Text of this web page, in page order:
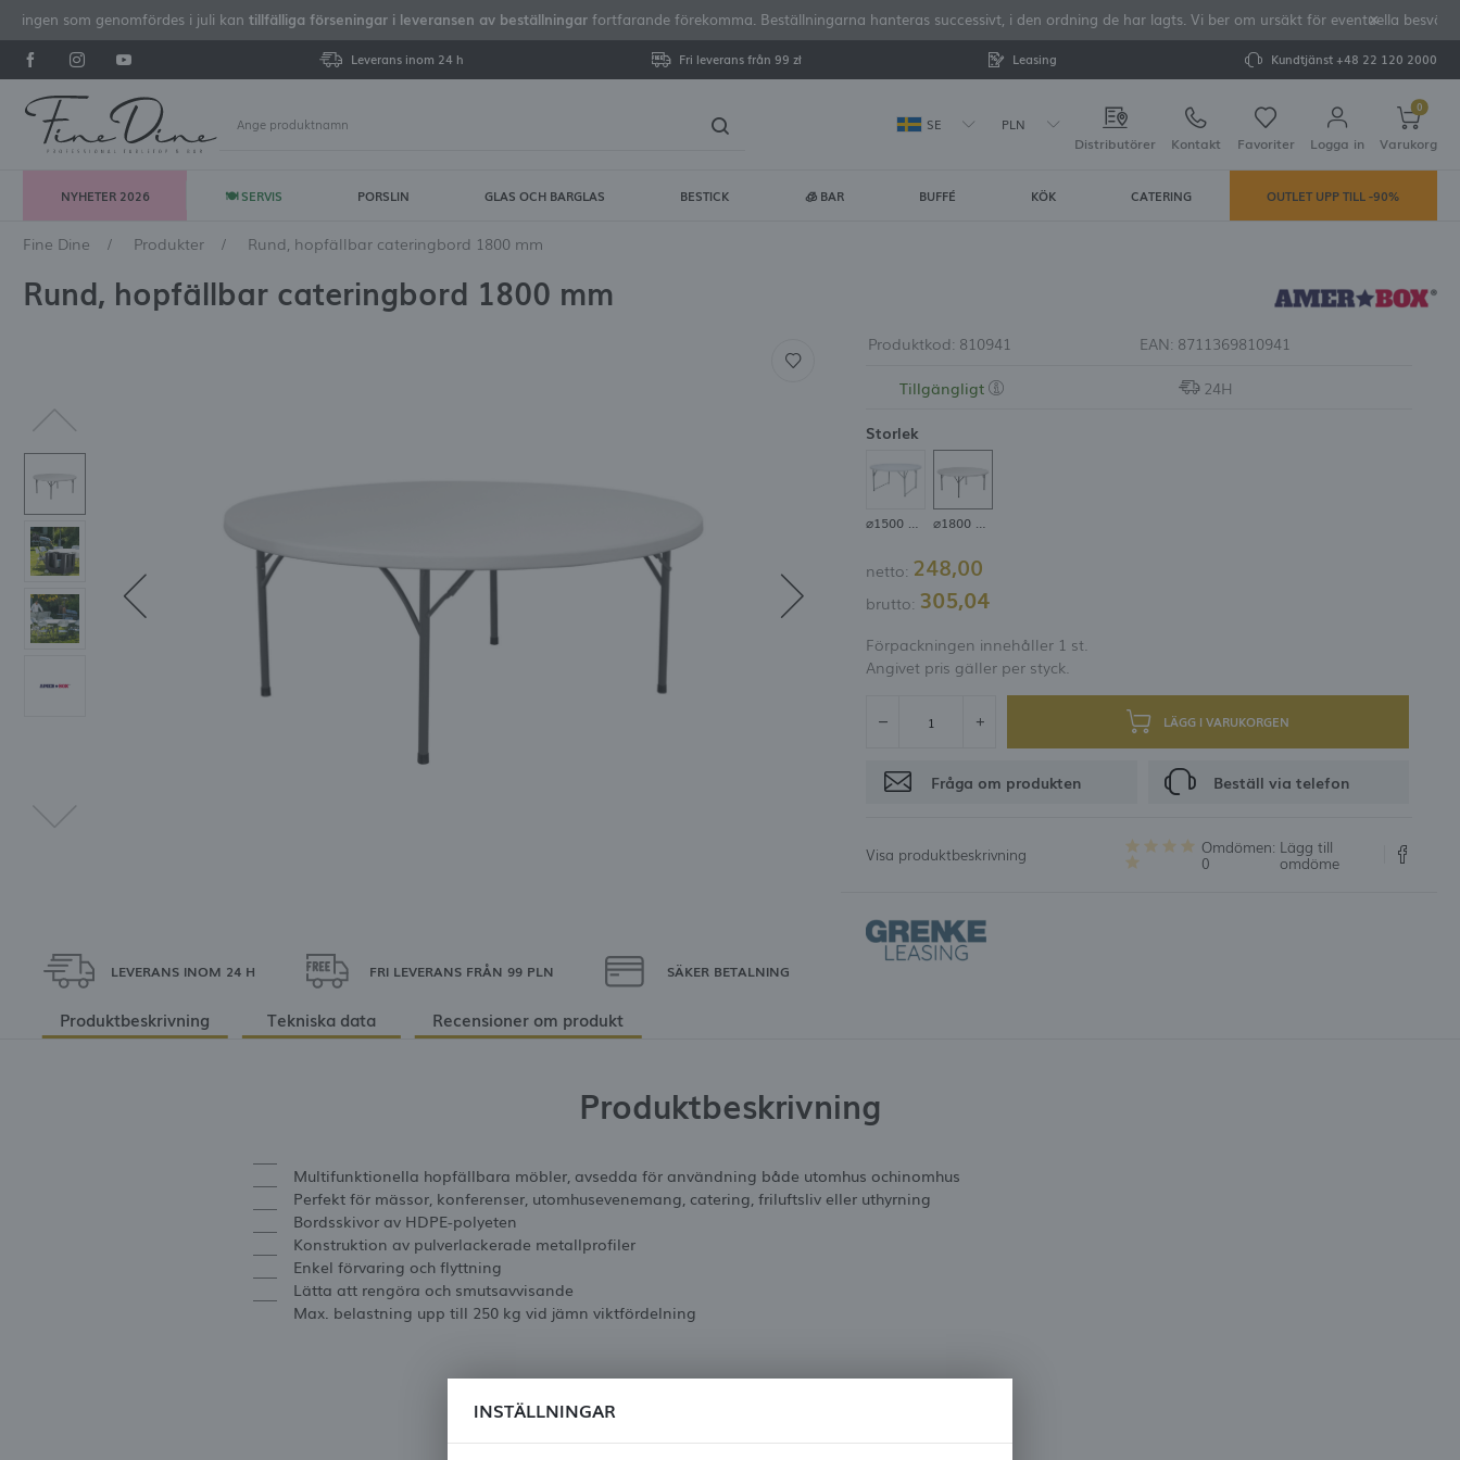
som genomfördes i juli kan tillfälliga förseningar i leveransen av beställningarfortfarande förekomma. Beställningarna hanteras successivt, i den ordning de har lagts. Vi ber om ursäkt för eventuella besvär
Leverans inom 24 h Fri leverans från 99 zł Leasing Kundtjänst +48 22 120 2000
SE PLN
Distributörer Kontakt Favoriter Logga in
Logga in
LOGGA IN
visa köphistorik
ingen anledning att ange dina uppgifter vid framtida köp
möjlighet att få rabatter och rabattkoder
REGISTRERING
0
Varukorg
Din varukorg är tom
NYHETER 2026 🍽 SERVIS PORSLIN GLAS OCH BARGLAS BESTICK 🧊 BAR BUFFÉ KÖK CATERING OUTLET UPP TILL -90%
Fine Dine Produkter Rund, hopfällbar cateringbord 1800 mm
Rund, hopfällbar cateringbord 1800 mm
LEVERANS INOM 24 H FRI LEVERANS FRÅN 99 PLN SÄKER BETALNING
Produktkod: 810941 EAN: 8711369810941
Tillgängligt 24H
Storlek
⌀1500 mm ⌀1800 mm
netto: 248,00
brutto: 305,04
Förpackningen innehåller 1 st.
Angivet pris gäller per styck.
LÄGG I VARUKORGEN
Fråga om produkten Beställ via telefon
Visa produktbeskrivning Omdömen:
0
Lägg till
omdöme
Produktbeskrivning Tekniska data Recensioner om produkt
Produktbeskrivning
Multifunktionella hopfällbara möbler, avsedda för användning både utomhus ochinomhus
Perfekt för mässor, konferenser, utomhusevenemang, catering, friluftsliv eller uthyrning
Bordsskivor av HDPE-polyeten
Konstruktion av pulverlackerade metallprofiler
Enkel förvaring och flyttning
Lätta att rengöra och smutsavvisande
Max. belastning upp till 250 kg vid jämn viktfördelning
INSTÄLLNINGAR